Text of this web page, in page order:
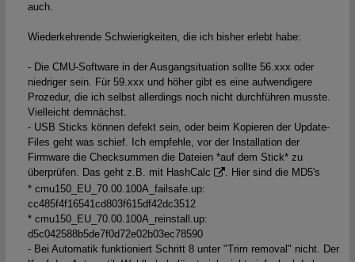
auch.
Wiederkehrende Schwierigkeiten, die ich bisher erlebt habe:
- Die CMU-Software in der Ausgangsituation sollte 56.xxx oder
niedriger sein. Für 59.xxx und höher gibt es eine aufwendigere
Prozedur, die ich selbst allerdings noch nicht durchführen musste.
Vielleicht demnächst.
- USB Sticks können defekt sein, oder beim Kopieren der Update-
Files geht was schief. Ich empfehle, vor der Installation der
Firmware die Checksummen die Dateien *auf dem Stick* zu
überprüfen. Das geht z.B. mit HashCalc
. Hier sind die MD5's
* cmu150_EU_70.00.100A_failsafe.up:
cc485f4f16541cd803f615df42dc3512
* cmu150_EU_70.00.100A_reinstall.up:
d5c042588b5de7f0d72e02b03ec78590
- Bei Automatik funktioniert Schritt 8 unter "Trim removal" nicht. Der